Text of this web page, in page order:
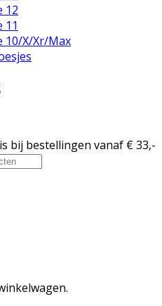
12
11
10/X/Xr/Max
bij bestellingen vanaf € 33,-